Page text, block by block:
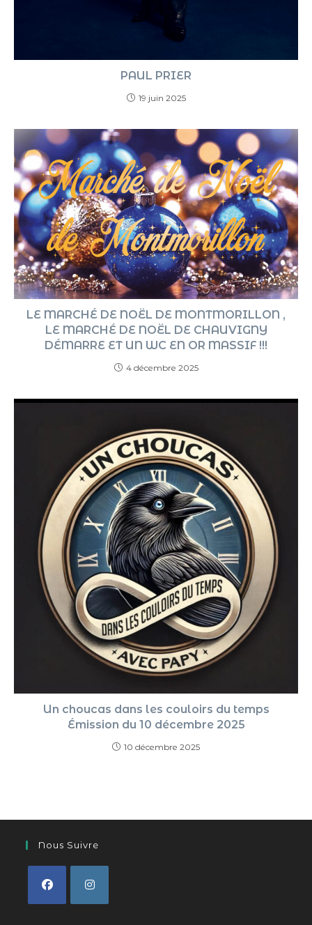
PAUL PRIER
19 juin 2025
LE MARCHÉ DE NOËL DE MONTMORILLON ,
LE MARCHÉ DE NOËL DE CHAUVIGNY
DÉMARRE ET UN WC EN OR MASSIF !!!
4 décembre 2025
Un choucas dans les couloirs du temps
Émission du 10 décembre 2025
10 décembre 2025
Nous Suivre